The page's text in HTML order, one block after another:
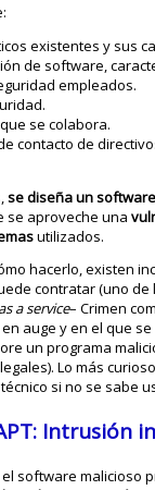
existentes y sus
de software,
empleados.
se colabora.
contacto de
se diseña un software
se aproveche una
utilizados.
hacerlo, existen
contratar (uno de
a service– Crimen
auge y en el que
un programa
Lo más
si no se sabe
Intrusión
el software malicioso